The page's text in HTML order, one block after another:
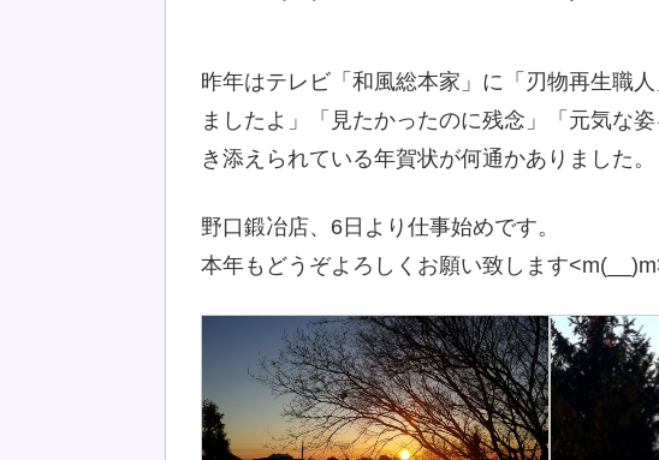
昨年はテレビ「和風総本家」に「刃物再生職
ましたよ」「見たかったのに残念」「元気な
き添えられている年賀状が何通かありました。
野口鍛冶店、6日より仕事始めです。
本年もどうぞよろしくお願い致します